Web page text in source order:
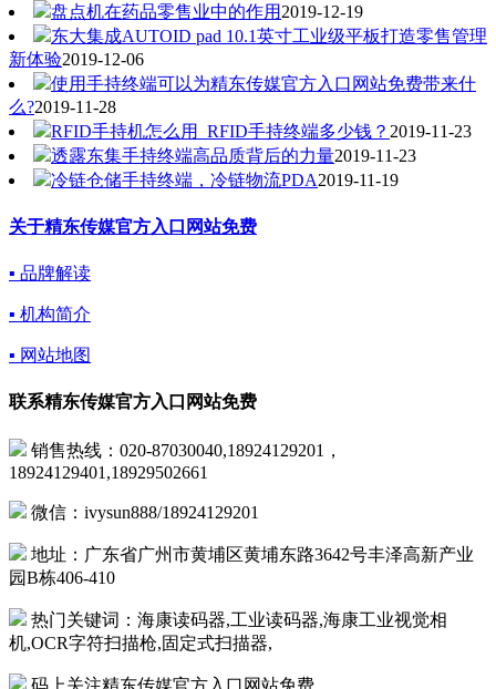
盘点机在药品零售业中的作用 2019-12-19
东大集成AUTOID pad 10.1英寸工业级平板打造零售管理
新体验2019-12-06
使用手持终端可以为精东传媒官方入口网站免费带来什
么?2019-11-28
RFID手持机怎么用_RFID手持终端多少钱？ 2019-11-23
透露东集手持终端高品质背后的力量2019-11-23
冷链仓储手持终端，冷链物流PDA2019-11-19
关于精东传媒官方入口网站免费
▪ 品牌解读
▪ 机构简介
▪ 网站地图
联系精东传媒官方入口网站免费
销售热线：020-87030040,18924129201，
18924129401,18929502661
微信：ivysun888/18924129201
地址：广东省广州市黄埔区黄埔东路3642号丰泽高新产业
园B栋406-410
热门关键词：海康读码器,工业读码器,海康工业视觉相
机,OCR字符扫描枪,固定式扫描器,
码上关注精东传媒官方入口网站免费